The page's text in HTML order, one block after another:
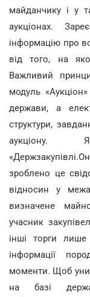
майданчику і у
аукціонах.
інформацію про
від того, на
Важливий
модуль
держави, а
структури,
аукціону.
зроблено це
відносин у
визначене
учасник
інші торги
інформації
моменти. Щоб
на базі